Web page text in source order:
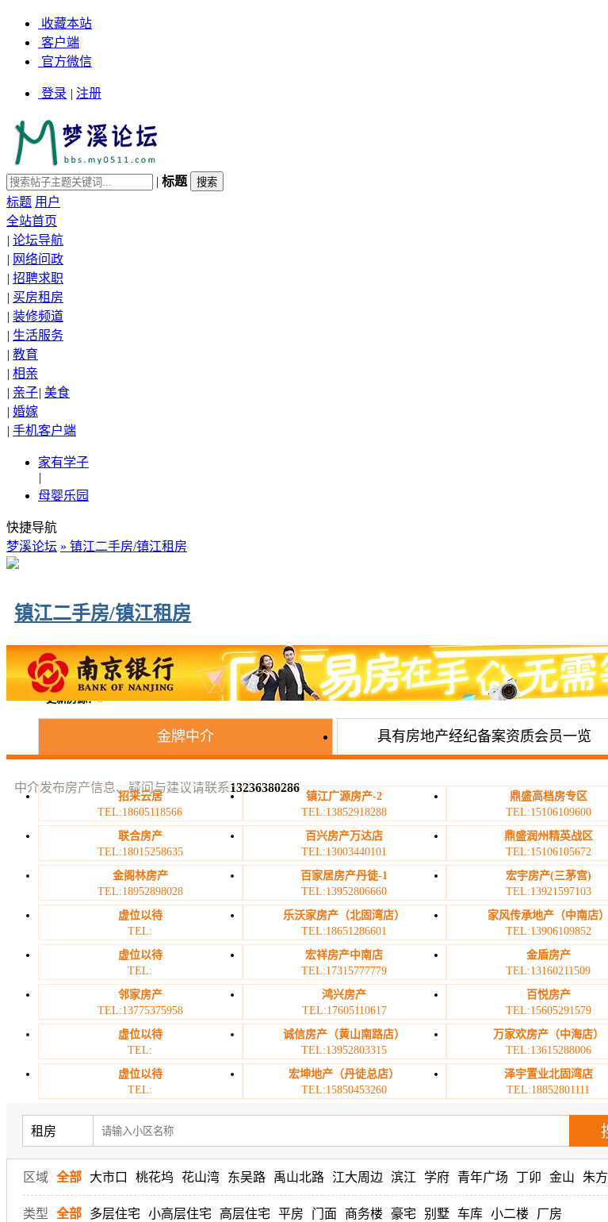
收藏本站
客户端
官方微信
登录 | 注册
| 标题
标题 用户
全站首页
| 论坛导航
| 网络问政
| 招聘求职
| 买房租房
| 装修频道
| 生活服务
| 教育
| 相亲
| 亲子| 美食
| 婚嫁
| 手机客户端
家有学子
|
母婴乐园
快捷导航
梦溪论坛 » 镇江二手房/镇江租房
镇江二手房/镇江租房
更新房源：3
中介发布房产信息、疑问与建议请联系13236380286
金牌中介 具有房地产经纪备案资质会员一览
招采云居
TEL:18605118566
镇江广源房产-2
TEL:13852918288
鼎盛高档房专区
TEL:15106109600
联合房产
TEL:18015258635
百兴房产万达店
TEL:13003440101
鼎盛润州精英战区
TEL:15106105672
金阁林房产
TEL:18952898028
百家居房产丹徒-1
TEL:13952806660
宏宇房产(三茅宫)
TEL:13921597103
虚位以待
TEL:
乐沃家房产（北固湾店）
TEL:18651286601
家风传承地产（中南店）
TEL:13906109852
虚位以待
TEL:
宏祥房产中南店
TEL:17315777779
金盾房产
TEL:13160211509
邻家房产
TEL:13775375958
鸿兴房产
TEL:17605110617
百悦房产
TEL:15605291579
虚位以待
TEL:
诚信房产（黄山南路店）
TEL:13952803315
万家欢房产（中海店）
TEL:13615288006
虚位以待
TEL:
宏坤地产（丹徒总店）
TEL:15850453260
泽宇置业北固湾店
TEL:18852801111
租房
区域 全部 大市口 桃花坞 花山湾 东吴路 禹山北路 江大周边 滨江 学府 青年广场 丁卯 金山 朱方
类型 全部 多层住宅 小高层住宅 高层住宅 平房 门面 商务楼 豪宅 别墅 车库 小二楼 厂房